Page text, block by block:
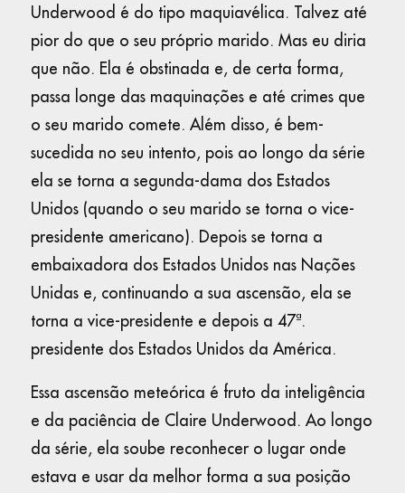
Underwood é do tipo maquiavélica. Talvez até
pior do que o seu próprio marido. Mas eu diria
que não. Ela é obstinada e, de certa forma,
passa longe das maquinações e até crimes que
o seu marido comete. Além disso, é bem-
sucedida no seu intento, pois ao longo da série
ela se torna a segunda-dama dos Estados
Unidos (quando o seu marido se torna o vice-
presidente americano). Depois se torna a
embaixadora dos Estados Unidos nas Nações
Unidas e, continuando a sua ascensão, ela se
torna a vice-presidente e depois a 47ª.
presidente dos Estados Unidos da América.
Essa ascensão meteórica é fruto da inteligência
e da paciência de Claire Underwood. Ao longo
da série, ela soube reconhecer o lugar onde
estava e usar da melhor forma a sua posição